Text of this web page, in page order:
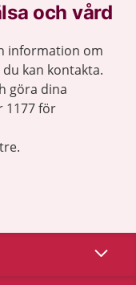
och vård
information om
kan kontakta.
göra dina
1177 för
Visa